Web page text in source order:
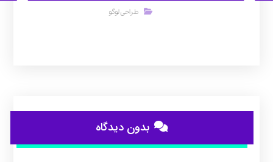
طراحی لوگو
بدون دیدگاه